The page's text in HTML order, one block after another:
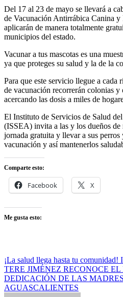
Del 17 al 23 de mayo se llevará a
de Vacunación Antirrábica Canina y
aplicarán de manera totalmente
municipios del estado.
Vacunar a tus mascotas es una
ya que proteges su salud y la de la
Para que este servicio llegue a cada
de vacunación recorrerán colonias y
acercando las dosis a miles de
El Instituto de Servicios de Salud
(ISSEA) invita a las y los dueños de
jornada gratuita y llevar a sus perros
vacunación y así mantenerlos
Comparte esto:
Facebook X
Me gusta esto:
Navegación
de
entradas
¡La salud llega hasta tu comunidad!
TERE JIMÉNEZ RECONOCE
DEDICACIÓN DE LAS
AGUASCALIENTES